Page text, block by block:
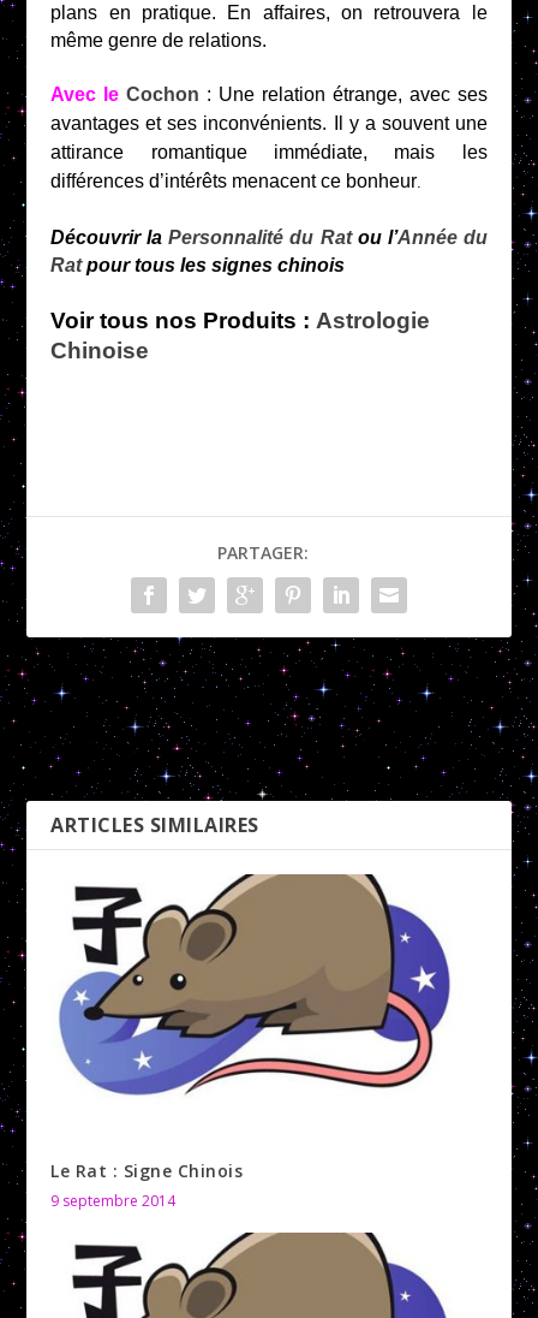
plans en pratique. En affaires, on retrouvera le
même genre de relations.
Avec leCochon : Une relation étrange, avec ses
avantages et ses inconvénients. Il y a souvent une
attirance romantique immédiate, mais les
différences d’intérêts menacent ce bonheur.
Découvrir laPersonnalité du Ratou l’Année du
Ratpour tous les signes chinois
Voir tous nos Produits : Astrologie
Chinoise
PARTAGER:
Le Rat : Signe Chinois
PRÉCÉDENT
Le Bœuf : Signe Chinois
SUIVANT
ARTICLES SIMILAIRES
Le Rat : Signe Chinois
9 septembre 2014